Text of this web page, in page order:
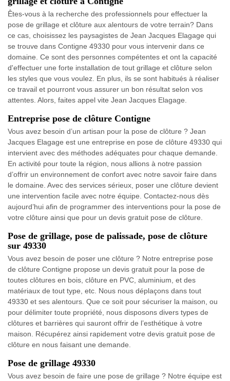
Êtes-vous à la recherche des professionnels pour effectuer la
pose de grillage et clôture aux alentours de votre terrain? Dans
ce cas, choisissez les paysagistes de Jean Jacques Elagage qui
se trouve dans Contigne 49330 pour vous intervenir dans ce
domaine. Ce sont des personnes compétentes et ont la capacité
d'effectuer une forte installation de tout grillage et clôture selon
les styles que vous voulez. En plus, ils se sont habitués à réaliser
ce travail et pourront vous assurer un bon résultat selon vos
attentes. Alors, faites appel vite Jean Jacques Elagage.
Entreprise pose de clôture Contigne
Vous avez besoin d’un artisan pour la pose de clôture ? Jean
Jacques Elagage est une entreprise en pose de clôture 49330 qui
intervient avec des méthodes adéquates pour chaque demande.
En activité pour toute la région, nous allions à notre passion
d’offrir un environnement de confort avec notre savoir faire dans
le domaine. Avec des services sérieux, poser une clôture devient
une intervention facile avec notre équipe. Contactez-nous dès
aujourd’hui afin de programmer des interventions pour la pose de
votre clôture ainsi que pour un devis gratuit pose de clôture.
Pose de grillage, pose de palissade, pose de clôture
sur 49330
Vous avez besoin de poser une clôture ? Notre entreprise pose
de clôture Contigne propose un devis gratuit pour la pose de
toutes clôtures en bois, clôture en PVC, aluminium, et des
matériaux de tout type, etc. Nous nous déplaçons dans tout
49330 et ses alentours. Que ce soit pour sécuriser la maison, ou
pour délimiter toute propriété, nous disposons divers types de
clôtures et barrières qui sauront offrir de l’esthétique à votre
maison. Récupérez ainsi rapidement votre devis gratuit pose de
clôture en nous faisant une demande.
Pose de grillage 49330
Vous avez besoin de faire une pose de grillage ? Notre équipe est